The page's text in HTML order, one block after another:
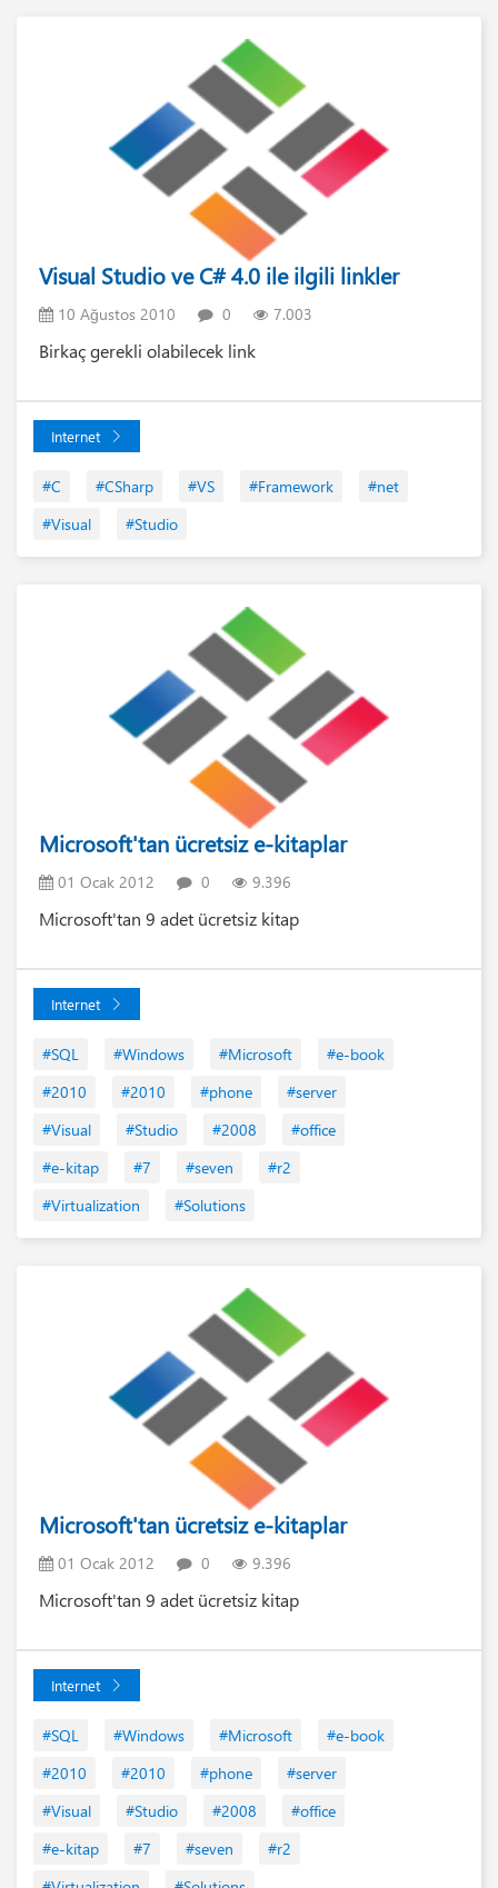
Visual Studio ve C# 4.0 ile ilgili linkler
10 Ağustos 2010 0 7.003
Birkaç gerekli olabilecek link
Internet
#C #CSharp #VS #Framework
#net
#Visual
#Studio
Microsoft'tan ücretsiz e-kitaplar
01 Ocak 2012 0 9.396
Microsoft'tan 9 adet ücretsiz kitap
Internet
#SQL #Windows #Microsoft
#e-book
#2010
#2010 #phone
#server
#Visual
#Studio #2008
#office
#e-kitap
#7 #seven
#r2
#Virtualization
#Solutions
Microsoft'tan ücretsiz e-kitaplar
01 Ocak 2012 0 9.396
Microsoft'tan 9 adet ücretsiz kitap
Internet
#SQL #Windows #Microsoft
#e-book
#2010
#2010 #phone
#server
#Visual
#Studio #2008
#office
#e-kitap
#7 #seven
#r2